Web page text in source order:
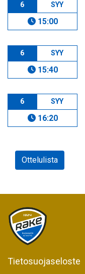
6 SYY
15:00
6 SYY
15:40
6 SYY
16:20
Ottelulista
Tietosuojaseloste